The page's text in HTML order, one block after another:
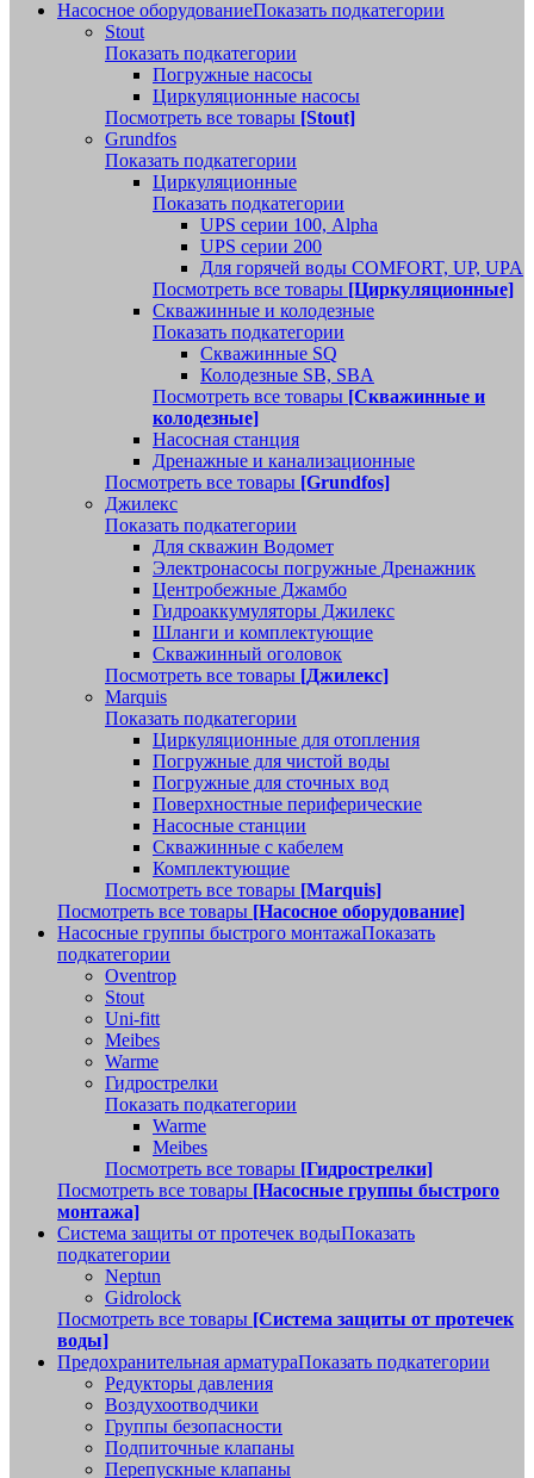
Насосное оборудованиеПоказать подкатегории
Stout
Показать подкатегории
Погружные насосы
Циркуляционные насосы
Посмотреть все товары [Stout]
Grundfos
Показать подкатегории
Циркуляционные
Показать подкатегории
UPS серии 100, Alpha
UPS серии 200
Для горячей воды COMFORT, UP, UPA
Посмотреть все товары [Циркуляционные]
Скважинные и колодезные
Показать подкатегории
Скважинные SQ
Колодезные SB, SBA
Посмотреть все товары [Скважинные и
колодезные]
Насосная станция
Дренажные и канализационные
Посмотреть все товары [Grundfos]
Джилекс
Показать подкатегории
Для скважин Водомет
Электронасосы погружные Дренажник
Центробежные Джамбо
Гидроаккумуляторы Джилекс
Шланги и комплектующие
Скважинный оголовок
Посмотреть все товары [Джилекс]
Marquis
Показать подкатегории
Циркуляционные для отопления
Погружные для чистой воды
Погружные для сточных вод
Поверхностные периферические
Насосные станции
Скважинные с кабелем
Комплектующие
Посмотреть все товары [Marquis]
Посмотреть все товары [Насосное оборудование]
Насосные группы быстрого монтажаПоказать
подкатегории
Oventrop
Stout
Uni-fitt
Meibes
Warme
Гидрострелки
Показать подкатегории
Warme
Meibes
Посмотреть все товары [Гидрострелки]
Посмотреть все товары [Насосные группы быстрого
монтажа]
Система защиты от протечек водыПоказать
подкатегории
Neptun
Gidrolock
Посмотреть все товары [Система защиты от протечек
воды]
Предохранительная арматураПоказать подкатегории
Редукторы давления
Воздухоотводчики
Группы безопасности
Подпиточные клапаны
Перепускные клапаны